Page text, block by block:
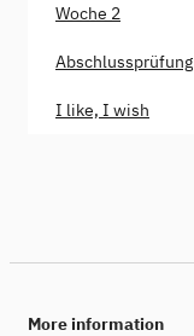
Woche 2
Abschlussprüfung
I like, I wish
More information